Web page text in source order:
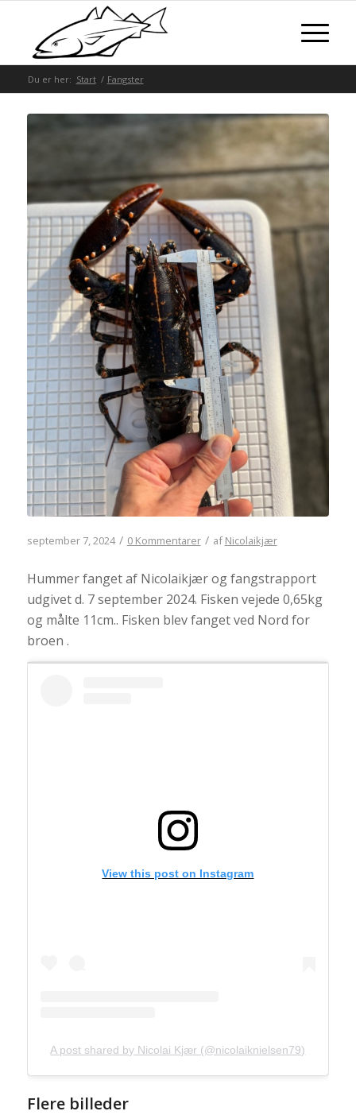
Du er her: Start / Fangster
september 7, 2024 / 0 Kommentarer / afNicolaikjær
Hummer fanget af Nicolaikjær og fangstrapport
udgivet d. 7 september 2024. Fisken vejede 0,65kg
og målte 11cm.. Fisken blev fanget ved Nord for
broen .
View this post on Instagram
A post shared by Nicolai Kjær (@nicolaiknielsen79)
Flere billeder